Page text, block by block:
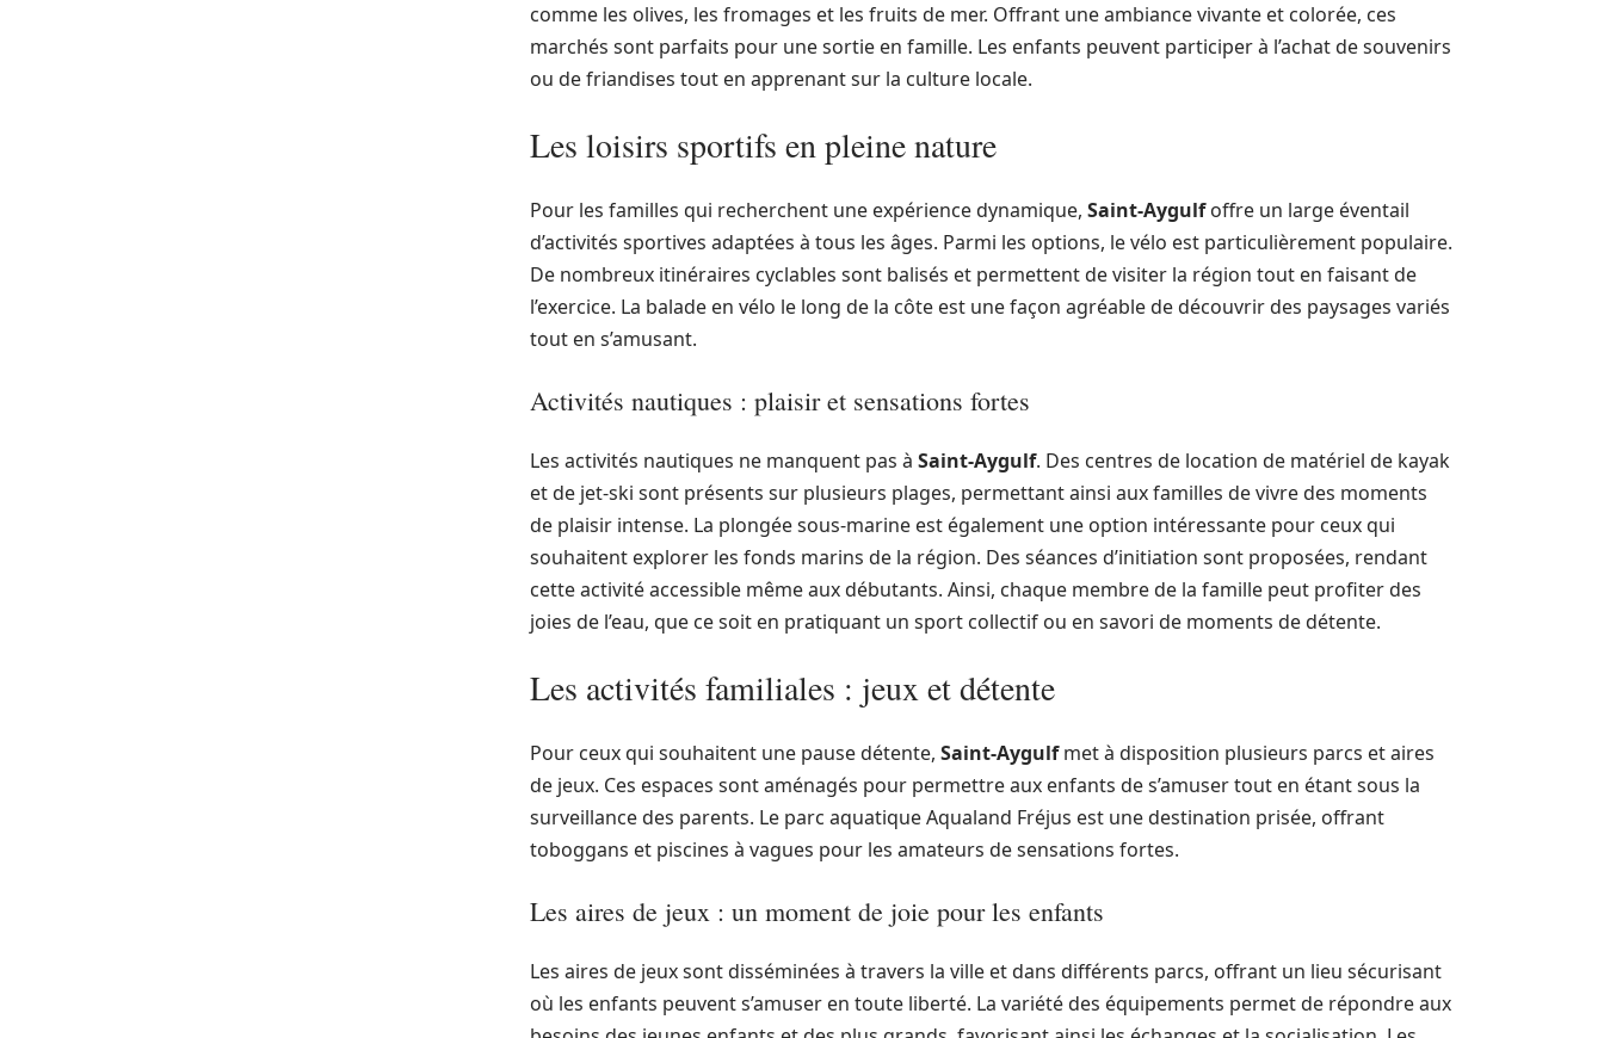
comme les olives, les fromages et les fruits de mer. Offrant une ambiance vivante et colorée, ces
marchés sont parfaits pour une sortie en famille. Les enfants peuvent participer à l’achat de souvenirs
ou de friandises tout en apprenant sur la culture locale.
Les loisirs sportifs en pleine nature
Pour les familles qui recherchent une expérience dynamique, Saint-Aygulfoffre un large éventail
d’activités sportives adaptées à tous les âges. Parmi les options, le vélo est particulièrement populaire.
De nombreux itinéraires cyclables sont balisés et permettent de visiter la région tout en faisant de
l’exercice. La balade en vélo le long de la côte est une façon agréable de découvrir des paysages variés
tout en s’amusant.
Activités nautiques : plaisir et sensations fortes
Les activités nautiques ne manquent pas à Saint-Aygulf. Des centres de location de matériel de kayak
et de jet-ski sont présents sur plusieurs plages, permettant ainsi aux familles de vivre des moments
de plaisir intense. La plongée sous-marine est également une option intéressante pour ceux qui
souhaitent explorer les fonds marins de la région. Des séances d’initiation sont proposées, rendant
cette activité accessible même aux débutants. Ainsi, chaque membre de la famille peut profiter des
joies de l’eau, que ce soit en pratiquant un sport collectif ou en savori de moments de détente.
Les activités familiales : jeux et détente
Pour ceux qui souhaitent une pause détente, Saint-Aygulfmet à disposition plusieurs parcs et aires
de jeux. Ces espaces sont aménagés pour permettre aux enfants de s’amuser tout en étant sous la
surveillance des parents. Le parc aquatique Aqualand Fréjus est une destination prisée, offrant
toboggans et piscines à vagues pour les amateurs de sensations fortes.
Les aires de jeux : un moment de joie pour les enfants
Les aires de jeux sont disséminées à travers la ville et dans différents parcs, offrant un lieu sécurisant
où les enfants peuvent s’amuser en toute liberté. La variété des équipements permet de répondre aux